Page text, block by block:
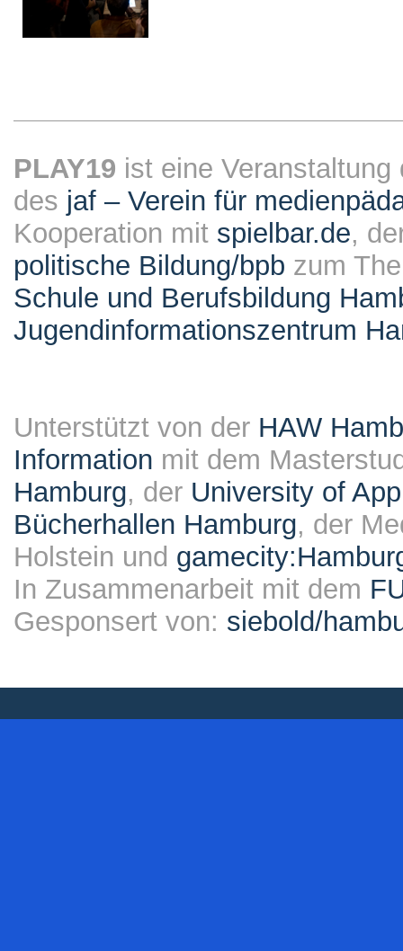
PLAY19 ist eine
des jaf – Verein für
Kooperation mit spielbar.de,
politische Bildung/bpb zum
Schule und Berufsbildung
Jugendinformationszentrum
Unterstützt von der HAW
Information mit dem
Hamburg, der University of
Bücherhallen Hamburg, der
Holstein und
In Zusammenarbeit mit dem
Gesponsert von: siebold/